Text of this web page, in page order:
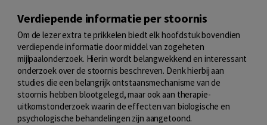
Verdiepende informatie per stoornis
Om de lezer extra te prikkelen biedt elk hoofdstuk bovendien
verdiepende informatie door middel van zogeheten
mijlpaalonderzoek. Hierin wordt belangwekkend en interessant
onderzoek over de stoornis beschreven. Denk hierbij aan
studies die een belangrijk ontstaansmechanisme van de
stoornis hebben blootgelegd, maar ook aan therapie-
uitkomstonderzoek waarin de effecten van biologische en
psychologische behandelingen zijn aangetoond.